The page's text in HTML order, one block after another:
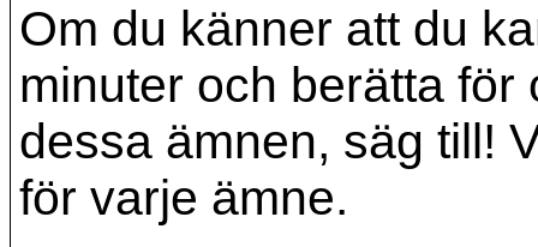
Om du känner att du
minuter och berätta
dessa ämnen, säg till!
för varje ämne.